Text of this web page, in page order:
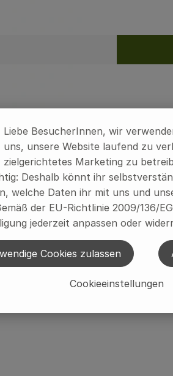
Rezepte
an der Küste: Wer würde sich
unseres Pflege-
2010 auf der Vivaness,
reinem
Der intensive Pflegeeffekt
(Pflege-Packung) zu
Liebe BesucherInnen, wir
uns, unsere Website laufend zu
zielgerichtetes Marketing zu
Deshalb könnt ihr
welche Daten ihr mit uns und
der EU-Richtlinie 2009/136/
jederzeit anpassen oder
Cookieeinstellungen
Cookies zulassen